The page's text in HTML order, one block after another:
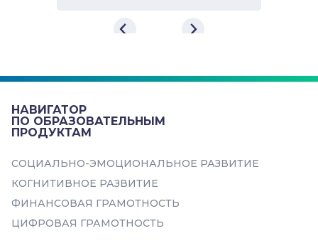
Веб-игра «Город эмоций»
Навыки
Понимание эмоций
Эмоциональное
НАВИГАТОР
ПО ОБРАЗОВАТЕЛЬНЫМ
ПРОДУКТАМ
СОЦИАЛЬНО-ЭМОЦИОНАЛЬНОЕ РАЗВИТИЕ
КОГНИТИВНОЕ РАЗВИТИЕ
ФИНАНСОВАЯ ГРАМОТНОСТЬ
ЦИФРОВАЯ ГРАМОТНОСТЬ